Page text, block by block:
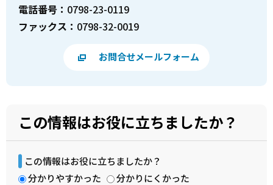
電話番号： 0798-23-0119
ファックス： 0798-32-0019
お問合せメールフォーム
この情報はお役に立ちましたか？
この情報はお役に立ちましたか？
分かりやすかった
分かりにくかった